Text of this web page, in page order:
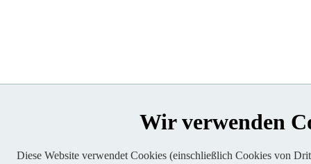
Wir verwenden
Diese Website verwendet Cookies (einschließlich Cookies von